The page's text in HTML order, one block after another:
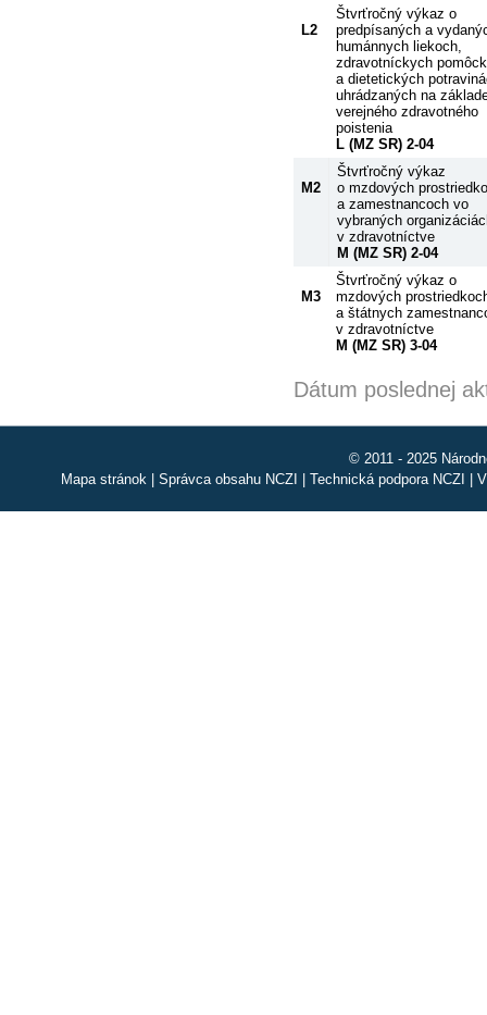
L2
Štvrťročný výkaz o
predpísaných a
humánnych liekoch,
zdravotníckych
a dietetických
uhrádzaných na
verejného zdravotného
poistenia
L (MZ SR) 2-04
M2
Štvrťročný výkaz
o mzdových
a zamestnancoch vo
vybraných
v zdravotníctve
M (MZ SR) 2-04
M3
Štvrťročný výkaz o
mzdových
a štátnych
v zdravotníctve
M (MZ SR) 3-04
Dátum poslednej
© 2011 - 2025
Mapa stránok| Správca obsahu NCZI Technická podpora NCZI